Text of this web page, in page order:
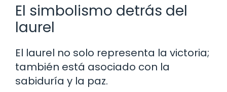
El simbolismo detrás del
laurel
El laurel no solo representa la victoria;
también está asociado con la
sabiduría y la paz.